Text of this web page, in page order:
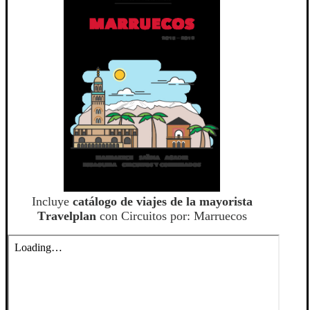
Incluye catálogo de viajes de la mayorista
Travelplancon Circuitos por: Marruecos